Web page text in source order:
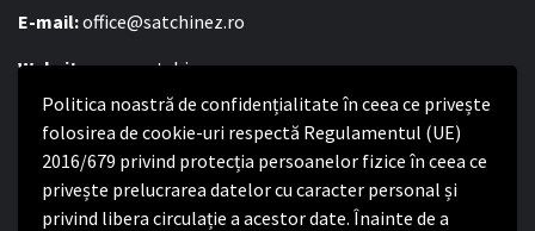
Politica noastră de confidențialitate în ceea ce privește
folosirea de cookie-uri respectă Regulamentul (UE)
2016/679 privind protecția persoanelor fizice în ceea ce
privește prelucrarea datelor cu caracter personal și
privind libera circulație a acestor date. Înainte de a
E-mail:office@satchinez.ro
Website:www.satchinez.ro
Program cu publicul:
Luni – Joi:8:00-16:30
Vineri:8:00 – 14:00